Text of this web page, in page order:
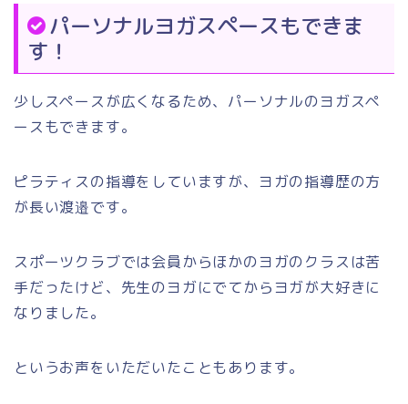
パーソナルヨガスペースもできま
す！
少しスペースが広くなるため、パーソナルのヨガスペ
ースもできます。
ピラティスの指導をしていますが、ヨガの指導歴の方
が長い渡邉です。
スポーツクラブでは会員からほかのヨガのクラスは苦
手だったけど、先生のヨガにでてからヨガが大好きに
なりました。
というお声をいただいたこともあります。